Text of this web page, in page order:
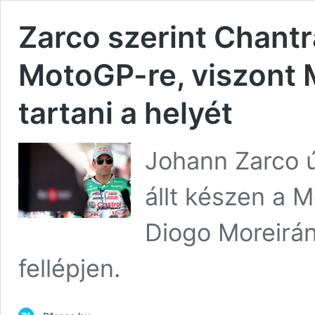
Zarco szerint
MotoGP-re, viszont
tartani a helyét
Johann Zarco
állt készen a
Diogo
fellépjen.